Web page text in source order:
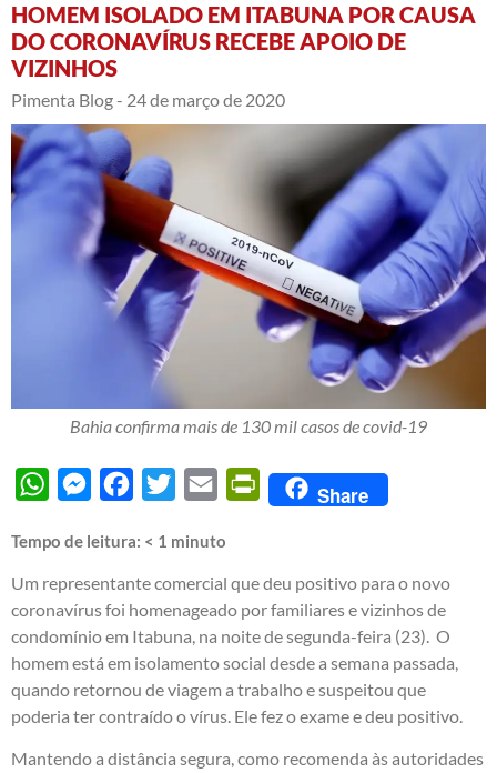
HOMEM ISOLADO EM ITABUNA POR CAUSA
DO CORONAVÍRUS RECEBE APOIO DE
VIZINHOS
Pimenta Blog - 24 de março de 2020
Bahia confirma mais de 130 mil casos de covid-19
WhatsAppMessengerFacebook
Twitter Email PrintFriendly
Share
Tempo de leitura: < 1 minuto
Um representante comercial que deu positivo para o novo
coronavírus foi homenageado por familiares e vizinhos de
condomínio em Itabuna, na noite de segunda-feira (23). O
homem está em isolamento social desde a semana passada,
quando retornou de viagem a trabalho e suspeitou que
poderia ter contraído o vírus. Ele fez o exame e deu positivo.
Mantendo a distância segura, como recomenda às autoridades